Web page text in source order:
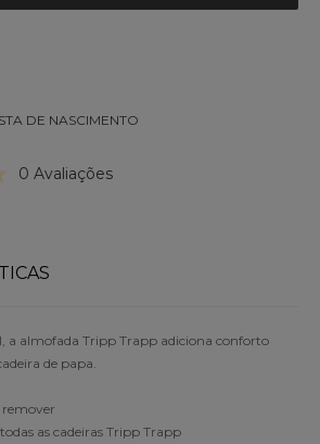
DE NASCIMENTO
0 Avaliações
a almofada Tripp Trapp adiciona conforto
de papa.
as cadeiras Tripp Trapp